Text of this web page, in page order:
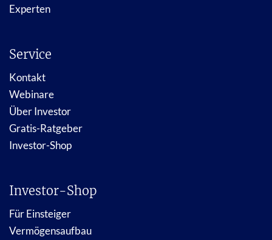
Experten
Service
Kontakt
Webinare
Über Investor
Gratis-Ratgeber
Investor-Shop
Investor-Shop
Für Einsteiger
Vermögensaufbau